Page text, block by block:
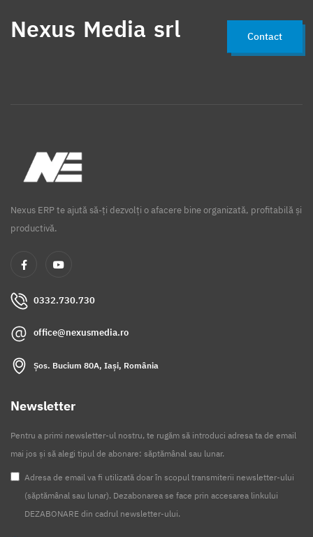
Nexus Media srl Contact
Nexus ERP te ajută să-ți dezvolți o afacere bine organizată, profitabilă și
productivă.
0332.730.730
office@nexusmedia.ro
Șos. Bucium 80A, Iași, România
Newsletter
Pentru a primi newsletter-ul nostru, te rugăm să introduci adresa ta de email
mai jos și să alegi tipul de abonare: săptămânal sau lunar.
Adresa de email va fi utilizată doar în scopul transmiterii newsletter-ului
(săptămânal sau lunar). Dezabonarea se face prin accesarea linkului
DEZABONARE din cadrul newsletter-ului.